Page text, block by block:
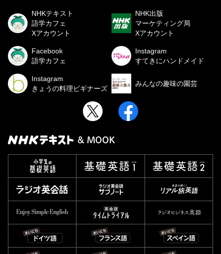
NHKテキスト
語学カフェ
Xアカウント
NHK出版
マーケティング局
Xアカウント
Facebook
語学カフェ
Instagram
すてきにハンドメイド
Instagram
きょうの料理ビギナーズ
みんなの趣味の園芸
& MOOK